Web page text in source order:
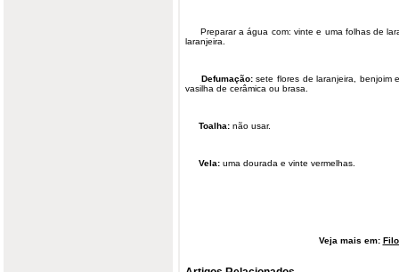
Preparar a água com: vinte e uma folhas de
laranjeira.
Defumação:sete flores de laranjeira, benjoim
vasilha de cerâmica ou brasa.
Toalha: não usar.
Vela: uma dourada e vinte vermelhas.
Veja mais em: